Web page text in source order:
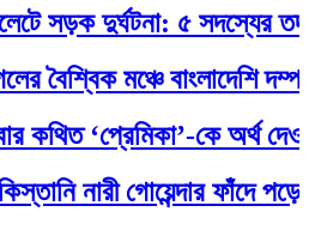
সড়ক দুর্ঘটনা: ৫ সদস্যের
বৈশ্বিক মঞ্চে বাংলাদেশি দম্পতি
কথিত ‘প্রেমিকা’-কে অর্থ
নারী গোয়েন্দার ফাঁদে